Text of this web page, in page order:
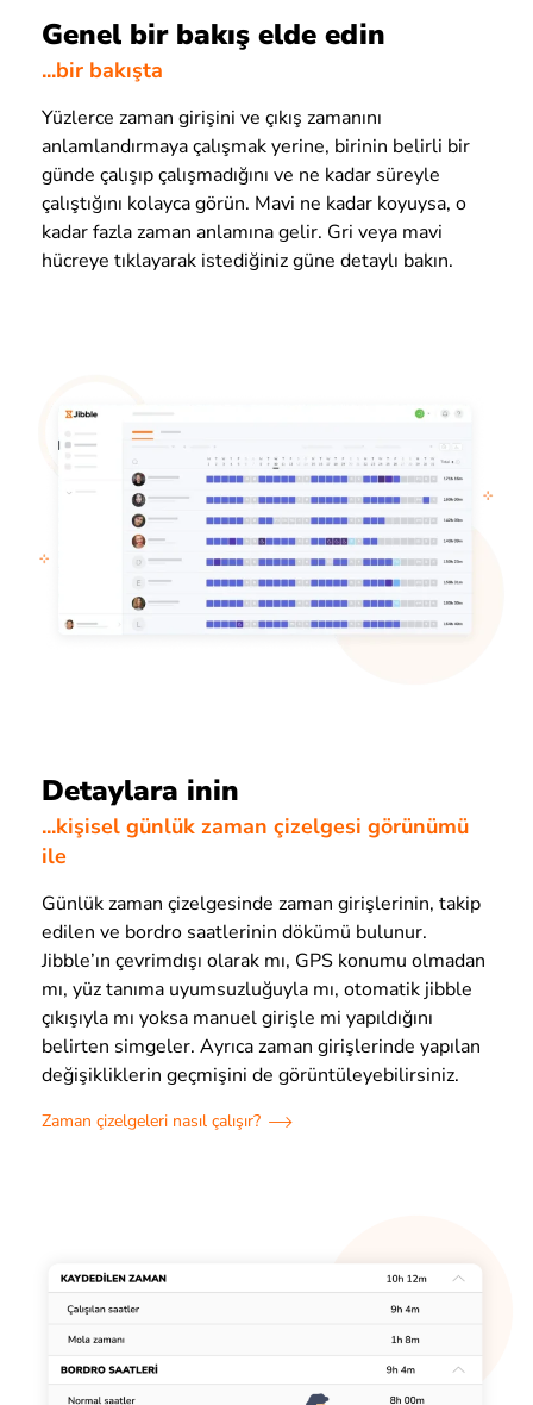
Genel bir bakış elde edin
...bir bakışta
Yüzlerce zaman girişini ve çıkış zamanını
anlamlandırmaya çalışmak yerine, birinin belirli bir
günde çalışıp çalışmadığını ve ne kadar süreyle
çalıştığını kolayca görün. Mavi ne kadar koyuysa, o
kadar fazla zaman anlamına gelir. Gri veya mavi
hücreye tıklayarak istediğiniz güne detaylı bakın.
Detaylara inin
...kişisel günlük zaman çizelgesi görünümü
ile
Günlük zaman çizelgesinde zaman girişlerinin, takip
edilen ve bordro saatlerinin dökümü bulunur.
Jibble’ın çevrimdışı olarak mı, GPS konumu olmadan
mı, yüz tanıma uyumsuzluğuyla mı, otomatik jibble
çıkışıyla mı yoksa manuel girişle mi yapıldığını
belirten simgeler. Ayrıca zaman girişlerinde yapılan
değişikliklerin geçmişini de görüntüleyebilirsiniz.
Zaman çizelgeleri nasıl çalışır?